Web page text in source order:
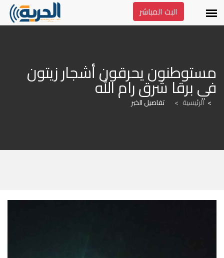
البث المباشر
في برقا شرق رام الله
الرئيسية > تفاصيل الخبر